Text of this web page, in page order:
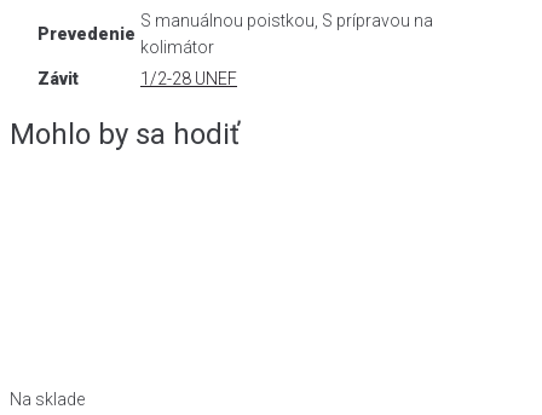
Prevedenie
S manuálnou poistkou, S prípravou na
kolimátor
Závit
1/2-28 UNEF
Mohlo by sa hodiť
Na sklade